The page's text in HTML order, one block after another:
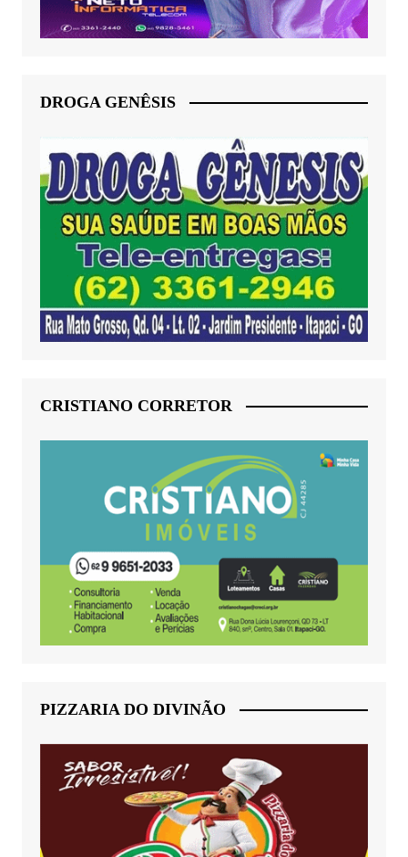
DROGA GENÊSIS
CRISTIANO CORRETOR
PIZZARIA DO DIVINÃO